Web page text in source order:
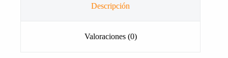
Descripción
Valoraciones (0)